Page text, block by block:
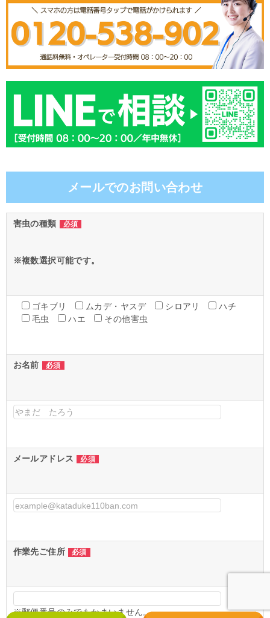
メールでのお問い合わせ
害虫の種類 必須
※複数選択可能です。
ゴキブリ ムカデ・ヤスデ シロアリ
ハチ
毛虫
ハエ その他害虫
お名前 必須
メールアドレス 必須
作業先ご住所 必須
※郵便番号のみでもかまいません。